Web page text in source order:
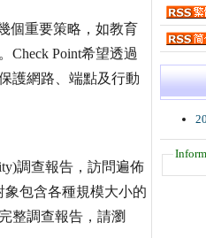
個重要策略，如教育
Check Point希望透過
護網路、端點及行動
調查報告，訪問遍佈
包含各種規模大小的
整調查報告，請瀏